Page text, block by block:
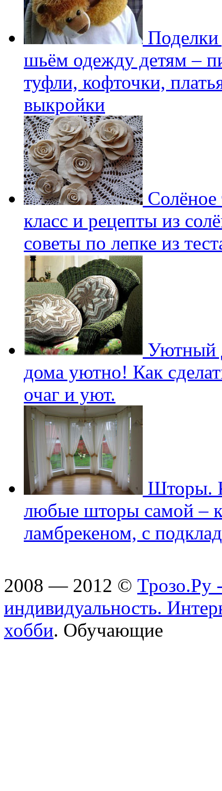
шьём одежду детям –
туфли, кофточки,
выкройки
Солёное
класс и рецепты из
советы по лепке из
Уютный
дома уютно! Как
очаг и уют.
Шторы.
любые шторы самой –
ламбрекеном, с
2008 — 2012 © Трозо.Ру
индивидуальность.
хобби. Обучающие